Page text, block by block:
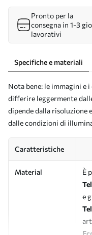
Pronto per la
consegna in 1-3
lavorativi
Specifiche e materiali
Nota bene: le immagini
differire leggermente
dipende dalla risoluzione
dalle condizioni di
Caratteristiche
Material
È
e